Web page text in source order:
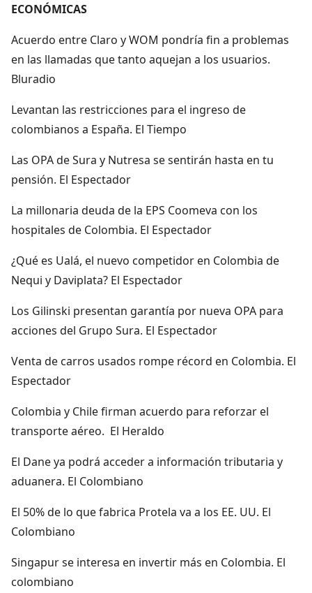
ECONÓMICAS
Acuerdo entre Claro y WOM pondría fin a problemas
en las llamadas que tanto aquejan a los usuarios.
Bluradio
Levantan las restricciones para el ingreso de
colombianos a España. El Tiempo
Las OPA de Sura y Nutresa se sentirán hasta en tu
pensión. El Espectador
La millonaria deuda de la EPS Coomeva con los
hospitales de Colombia. El Espectador
¿Qué es Ualá, el nuevo competidor en Colombia de
Nequi y Daviplata? El Espectador
Los Gilinski presentan garantía por nueva OPA para
acciones del Grupo Sura. El Espectador
Venta de carros usados rompe récord en Colombia. El
Espectador
Colombia y Chile firman acuerdo para reforzar el
transporte aéreo. El Heraldo
El Dane ya podrá acceder a información tributaria y
aduanera. El Colombiano
El 50% de lo que fabrica Protela va a los EE. UU. El
Colombiano
Singapur se interesa en invertir más en Colombia. El
colombiano